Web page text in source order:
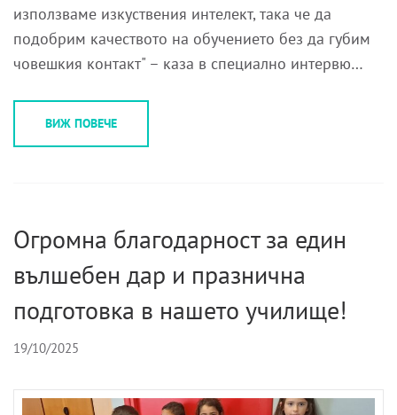
използваме изкуствения интелект, така че да
подобрим качеството на обучението без да губим
човешкия контакт" – каза в специално интервю…
ВИЖ ПОВЕЧЕ
Огромна благодарност за един
вълшебен дар и празнична
подготовка в нашето училище!
19/10/2025